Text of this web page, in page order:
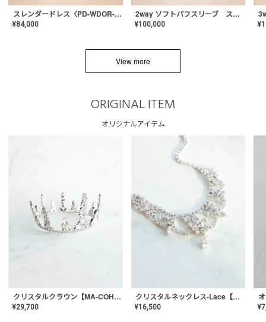
スレンダードレス〈PD-WDOR-2110〉
¥84,000
2way ソフトパフスリーブ スレンダードレス〈PD-WDOR-2112〉
¥100,000 ¥
View more
ORIGINAL ITEM
オリジナルアイテム
クリスタルクラウン【MA-COHD-01】韓国風クラウン/ウェディングクラウン/ティアラ
¥29,700
クリスタルネックレス-Lace【MA-CONL-02】
¥16,500 ¥